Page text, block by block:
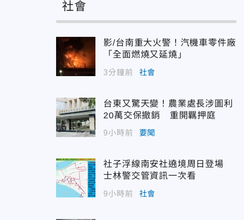
社會
影/台南重大火警！汽機車零件廠
「全面燃燒又延燒」
3分鐘前 社會
台東又驚天變！農業處長涉圖利
20萬交保撤銷 重開羈押庭
9小時前 要聞
社子浮線南安社遶境周日登場
士林警交管資訊一次看
9小時前 社會